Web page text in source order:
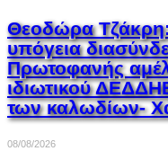
Θεοδώρα
υπόγεια
Πρωτοφανής
ιδιωτικού
των καλωδίων-
08/08/2026